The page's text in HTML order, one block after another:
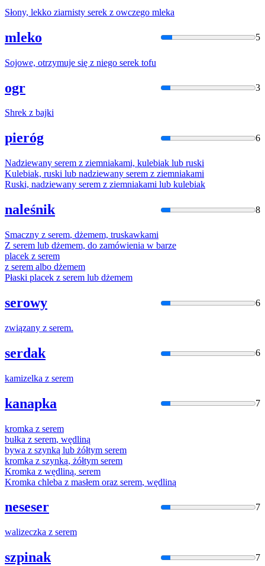
Słony, lekko ziarnisty serek z owczego mleka
mleko 5
Sojowe, otrzymuje się z niego serek tofu
ogr 3
Shrek z bajki
pieróg 6
Nadziewany serem z ziemniakami, kulebiak lub ruski
Kulebiak, ruski lub nadziewany serem z ziemniakami
Ruski, nadziewany serem z ziemniakami lub kulebiak
naleśnik 8
Smaczny z serem, dżemem, truskawkami
Z serem lub dżemem, do zamówienia w barze
placek z serem
z serem albo dżemem
Płaski placek z serem lub dżemem
serowy 6
związany z serem.
serdak 6
kamizelka z serem
kanapka 7
kromka z serem
bułka z serem, wędliną
bywa z szynką lub żółtym serem
kromka z szynką, żółtym serem
Kromka z wędliną, serem
Kromka chleba z masłem oraz serem, wędliną
neseser 7
walizeczka z serem
szpinak 7